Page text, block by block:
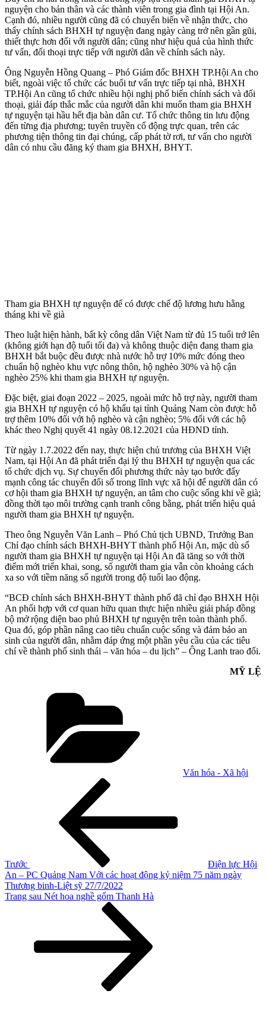
nguyện cho bản thân và các thành viên trong gia đình tại Hội An.
Cạnh đó, nhiều người cũng đã có chuyển biến về nhận thức, cho
thấy chính sách BHXH tự nguyện đang ngày càng trở nên gần gũi,
thiết thực hơn đối với người dân; cũng như hiệu quả của hình thức
tư vấn, đối thoại trực tiếp với người dân về chính sách này.
Ông Nguyễn Hồng Quang – Phó Giám đốc BHXH TP.Hội An cho
biết, ngoài việc tổ chức các buổi tư vấn trực tiếp tại nhà, BHXH
TP.Hội An cũng tổ chức nhiều hội nghị phổ biến chính sách và đối
thoại, giải đáp thắc mắc của người dân khi muốn tham gia BHXH
tự nguyện tại hầu hết địa bàn dân cư. Tổ chức thông tin lưu động
đến từng địa phương; tuyên truyền cổ động trực quan, trên các
phương tiện thông tin đại chúng, cấp phát tờ rơi, tư vấn cho người
dân có nhu cầu đăng ký tham gia BHXH, BHYT.
Tham gia BHXH tự nguyện để có được chế độ lương hưu hằng
tháng khi về già
Theo luật hiện hành, bất kỳ công dân Việt Nam từ đủ 15 tuổi trở lên
(không giới hạn độ tuổi tối đa) và không thuộc diện đang tham gia
BHXH bắt buộc đều được nhà nước hỗ trợ 10% mức đóng theo
chuẩn hộ nghèo khu vực nông thôn, hộ nghèo 30% và hộ cận
nghèo 25% khi tham gia BHXH tự nguyện.
Đặc biệt, giai đoạn 2022 – 2025, ngoài mức hỗ trợ này, người tham
gia BHXH tự nguyện có hộ khẩu tại tỉnh Quảng Nam còn được hỗ
trợ thêm 10% đối với hộ nghèo và cận nghèo; 5% đối với các hộ
khác theo Nghị quyết 41 ngày 08.12.2021 của HĐND tỉnh.
Từ ngày 1.7.2022 đến nay, thực hiện chủ trương của BHXH Việt
Nam, tại Hội An đã phát triển đại lý thu BHXH tự nguyện qua các
tổ chức dịch vụ. Sự chuyển đổi phương thức này tạo bước đẩy
mạnh công tác chuyển đổi số trong lĩnh vực xã hội để người dân có
cơ hội tham gia BHXH tự nguyện, an tâm cho cuộc sống khi về già;
đồng thời tạo môi trường cạnh tranh công bằng, phát triển hiệu quả
người tham gia BHXH tự nguyện.
Theo ông Nguyễn Văn Lanh – Phó Chủ tịch UBND, Trưởng Ban
Chỉ đạo chính sách BHXH-BHYT thành phố Hội An, mặc dù số
người tham gia BHXH tự nguyện tại Hội An đã tăng so với thời
điểm mới triển khai, song, số người tham gia vẫn còn khoảng cách
xa so với tiềm năng số người trong độ tuổi lao động.
“BCĐ chính sách BHXH-BHYT thành phố đã chỉ đạo BHXH Hội
An phối hợp với cơ quan hữu quan thực hiện nhiều giải pháp đồng
bộ mở rộng diện bao phủ BHXH tự nguyện trên toàn thành phố.
Qua đó, góp phần nâng cao tiêu chuẩn cuộc sống và đảm bảo an
sinh của người dân, nhằm đáp ứng một phần yêu cầu của các tiêu
chí về thành phố sinh thái – văn hóa – du lịch” – Ông Lanh trao đổi.
MỸ LỆ
Văn hóa - Xã hội
Trước
Điện lực Hội
An – PC Quảng Nam Với các hoạt động kỷ niệm 75 năm ngày
Thương binh-Liệt sỹ 27/7/2022
Bài
Trang sau Nét hoa nghề gốm Thanh Hà